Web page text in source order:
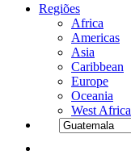
Regiões
Africa
Americas
Asia
Caribbean
Europe
Oceania
West Africa